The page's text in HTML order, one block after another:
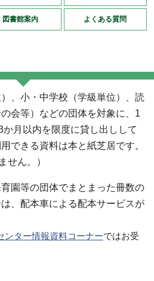
図書館案内 よくある質問
、小・中学校（学級単位）、読
会等）などの団体を対象に、1
月以内を限度に貸し出しして
できる資料は本と紙芝居です。
せん。）
園等の団体でまとまった冊数の
、配本車による配本サービスが
ンター情報資料コーナーではお受